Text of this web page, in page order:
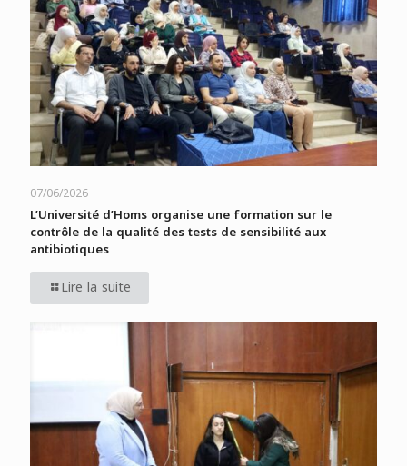
07/06/2026
L’Université d’Homs organise une formation sur le
contrôle de la qualité des tests de sensibilité aux
antibiotiques
Lire la suite